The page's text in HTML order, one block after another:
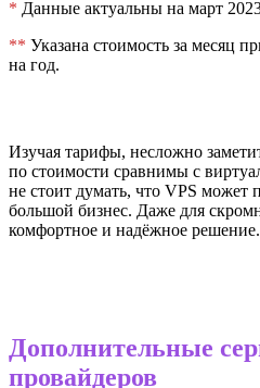
* Данные актуальны на март
** Указана стоимость за месяц
на год.
Изучая тарифы, несложно
по стоимости сравнимы с
не стоит думать, что VPS может
большой бизнес. Даже для
комфортное и надёжное решение.
Дополнительные
провайдеров